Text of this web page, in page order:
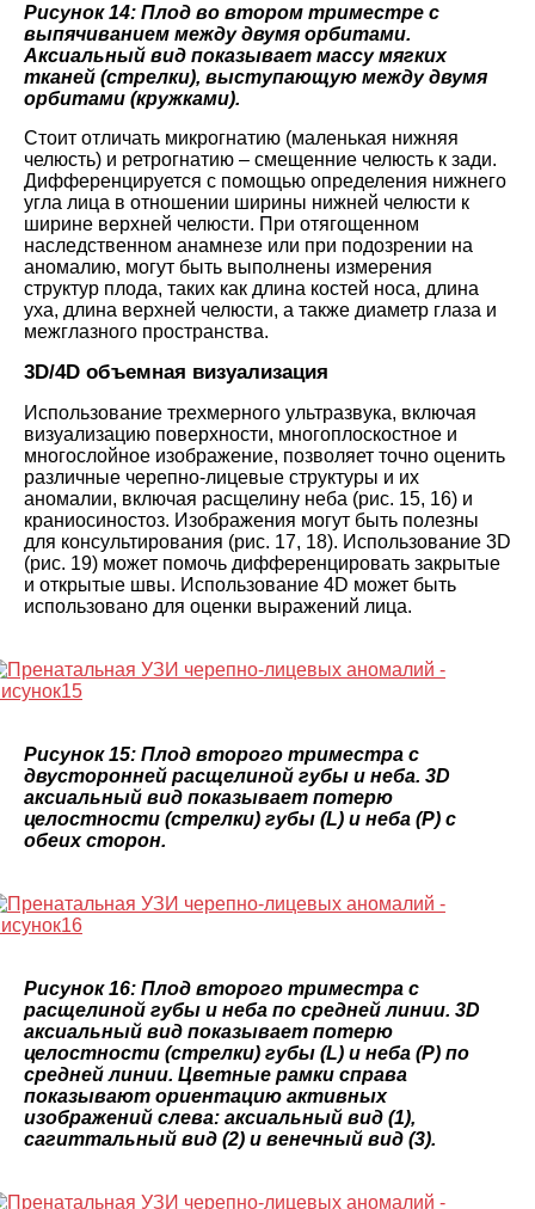
Рисунок 14: Плод во втором триместре с
выпячиванием между двумя орбитами.
Аксиальный вид показывает массу мягких
тканей (стрелки), выступающую между двумя
орбитами (кружками).
Стоит отличать микрогнатию (маленькая нижняя
челюсть) и ретрогнатию – смещенние челюсть к зади.
Дифференцируется с помощью определения нижнего
угла лица в отношении ширины нижней челюсти к
ширине верхней челюсти. При отягощенном
наследственном анамнезе или при подозрении на
аномалию, могут быть выполнены измерения
структур плода, таких как длина костей носа, длина
уха, длина верхней челюсти, а также диаметр глаза и
межглазного пространства.
3D/4D объемная визуализация
Использование трехмерного ультразвука, включая
визуализацию поверхности, многоплоскостное и
многослойное изображение, позволяет точно оценить
различные черепно-лицевые структуры и их
аномалии, включая расщелину неба (рис. 15, 16) и
краниосиностоз. Изображения могут быть полезны
для консультирования (рис. 17, 18). Использование 3D
(рис. 19) может помочь дифференцировать закрытые
и открытые швы. Использование 4D может быть
использовано для оценки выражений лица.
Рисунок 15: Плод второго триместра с
двусторонней расщелиной губы и неба. 3D
аксиальный вид показывает потерю
целостности (стрелки) губы (L) и неба (P) с
обеих сторон.
Рисунок 16: Плод второго триместра с
расщелиной губы и неба по средней линии. 3D
аксиальный вид показывает потерю
целостности (стрелки) губы (L) и неба (P) по
средней линии. Цветные рамки справа
показывают ориентацию активных
изображений слева: аксиальный вид (1),
сагиттальный вид (2) и венечный вид (3).